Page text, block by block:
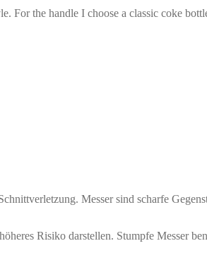
the handle I choose a classic coke
Messer sind scharfe
Risiko darstellen. Stumpfe Messer